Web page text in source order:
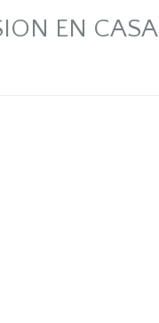
EN CASA